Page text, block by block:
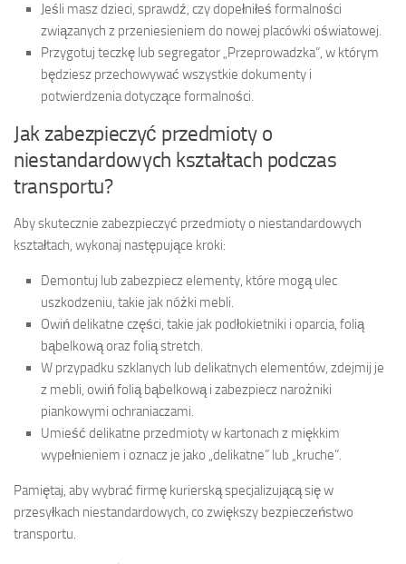
Jeśli masz dzieci, sprawdź, czy dopełniłeś formalności
związanych z przeniesieniem do nowej placówki oświatowej.
Przygotuj teczkę lub segregator „Przeprowadzka”, w którym
będziesz przechowywać wszystkie dokumenty i
potwierdzenia dotyczące formalności.
Jak zabezpieczyć przedmioty o
niestandardowych kształtach podczas
transportu?
Aby skutecznie zabezpieczyć przedmioty o niestandardowych
kształtach, wykonaj następujące kroki:
Demontuj lub zabezpiecz elementy, które mogą ulec
uszkodzeniu, takie jak nóżki mebli.
Owiń delikatne części, takie jak podłokietniki i oparcia, folią
bąbelkową oraz folią stretch.
W przypadku szklanych lub delikatnych elementów, zdejmij je
z mebli, owiń folią bąbelkową i zabezpiecz narożniki
piankowymi ochraniaczami.
Umieść delikatne przedmioty w kartonach z miękkim
wypełnieniem i oznacz je jako „delikatne” lub „kruche”.
Pamiętaj, aby wybrać firmę kurierską specjalizującą się w
przesyłkach niestandardowych, co zwiększy bezpieczeństwo
transportu.